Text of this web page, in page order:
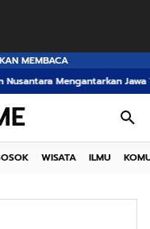
MEMBACA
Jawa Tengah Raih
WISATA ILMU